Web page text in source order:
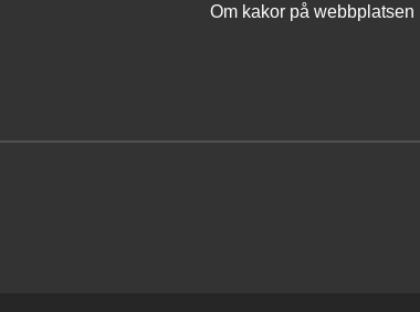
Om kakor på webbplatsen